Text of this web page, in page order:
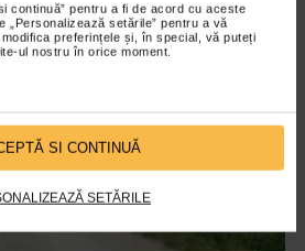
continuă” pentru a fi de acord cu aceste
„Personalizează setările” pentru a vă
preferințele și, în special, vă puteți
ul nostru în orice moment.
SI CONTINUĂ
SETĂRILE